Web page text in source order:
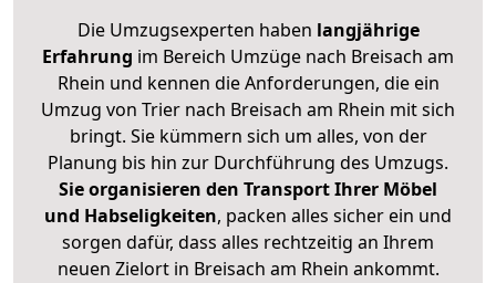
Die Umzugsexperten haben langjährige
Erfahrung im Bereich Umzüge nach Breisach am
Rhein und kennen die Anforderungen, die ein
Umzug von Trier nach Breisach am Rhein mit sich
bringt. Sie kümmern sich um alles, von der
Planung bis hin zur Durchführung des Umzugs.
Sie organisieren den Transport Ihrer Möbel
und Habseligkeiten, packen alles sicher ein und
sorgen dafür, dass alles rechtzeitig an Ihrem
neuen Zielort in Breisach am Rhein ankommt.